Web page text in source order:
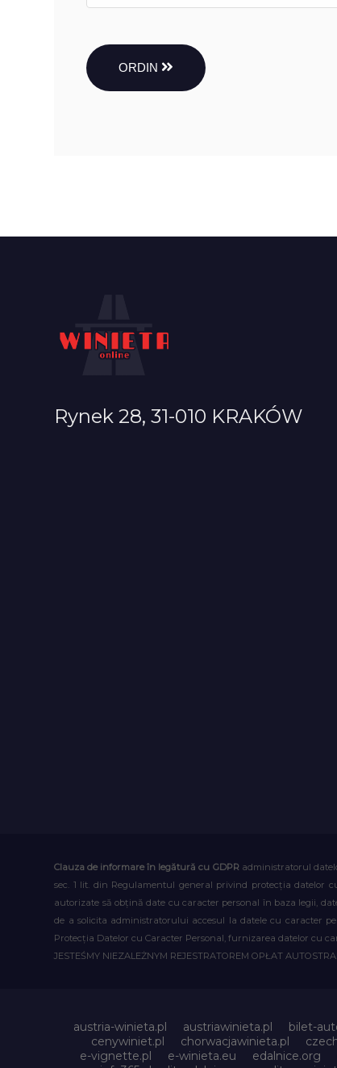
ORDIN
Rynek 28, 31-010 KRAKÓW
Clauza de informare în legătură cu GDPR administratorul
sec. 1 lit. din Regulamentul general privind protecția datelor
autorizate să obțină date cu caracter personal în baza legii,
de a solicita administratorului accesul la datele cu caracter
Protecția Datelor cu Caracter Personal, furnizarea datelor cu
JESTEŚMY NIEZALEŻNYM REJESTRATOREM OPŁAT
austria-winieta.pl
austriawinieta.pl bilet-
cenywiniet.pl
chorwacjawinieta.pl
e-vignette.pl
e-winieta.eu edalnice.org